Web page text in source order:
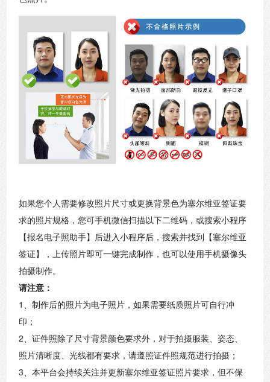
如果您个人需要修改照片尺寸或更换背景色为塞尔维亚签证要
求的照片规格，您可手机微信扫描以下二维码，或搜索小程序
【报名电子照助手】后进入小程序后，搜索并找到【塞尔维亚
签证】，上传照片即可一键完成制作，也可以使用手机摄像头
拍摄制作。
请注意：
1、制作后的照片为电子照片，如果需要纸质照片可自行冲
印；
2、证件照除了尺寸背景颜色要求外，对于拍摄服装、姿态、
照片清晰度、光线都有要求，请遵照证件照规范进行拍摄；
3、本平台会持续关注并更新塞尔维亚签证照片要求，但不保